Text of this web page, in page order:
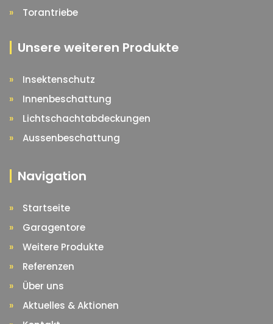
Torantriebe
Unsere weiteren Produkte
Insektenschutz
Innenbeschattung
Lichtschachtabdeckungen
Aussenbeschattung
Navigation
Startseite
Garagentore
Weitere Produkte
Referenzen
Über uns
Aktuelles & Aktionen